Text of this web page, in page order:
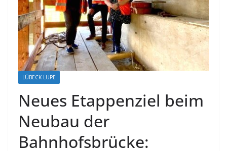
LÜBECK LUPE
Neues Etappenziel beim
Neubau der
Bahnhofsbrücke: